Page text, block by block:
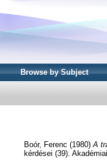
Browse by Subject
Boór, Ferenc (1980) A
kérdései (39).